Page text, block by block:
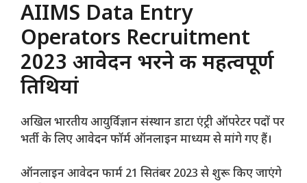
AIIMS Data Entry
Operators Recruitment
2023 आवेदन भरने की महत्वपूर्ण
तिथियां
अखिल भारतीय आयुर्विज्ञान संस्थान डाटा एंट्री ऑपरेटर पदों पर
भर्ती के लिए आवेदन फॉर्म ऑनलाइन माध्यम से मांगे गए हैं।
ऑनलाइन आवेदन फार्म 21 सितंबर 2023 से शुरू किए जाएंगे